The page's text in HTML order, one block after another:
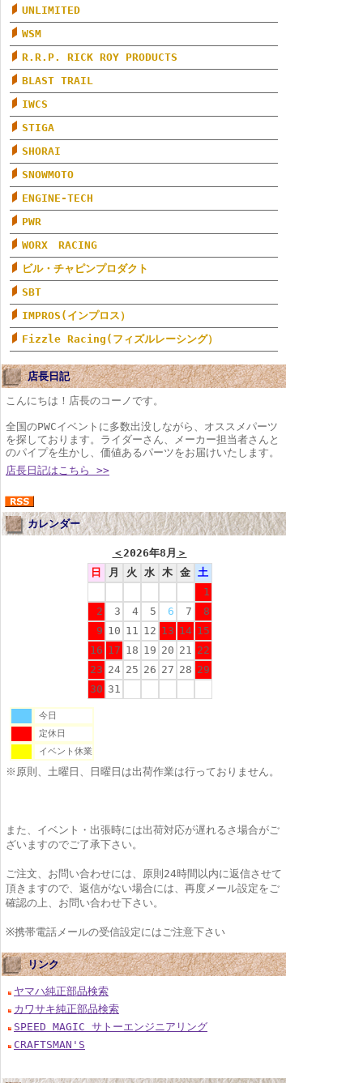
UNLIMITED
WSM
R.R.P. RICK ROY PRODUCTS
BLAST TRAIL
IWCS
STIGA
SHORAI
SNOWMOTO
ENGINE-TECH
PWR
WORX RACING
ビル・チャピンプロダクト
SBT
IMPROS(インプロス）
Fizzle Racing(フィズルレーシング）
店長日記
こんにちは！店長のコーノです。
全国のPWCイベントに多数出没しながら、オススメパーツ
を探しております。ライダーさん、メーカー担当者さんと
のパイプを生かし、価値あるパーツをお届けいたします。
店長日記はこちら >>
カレンダー
＜2026年8月 ＞
日
月 火 水 木 金 土
1
2
3 4 5 6 7
8
9 10 11 12 13 14 15
16 17 18 19 20 21 22
23 24 25 26 27 28 29
30 31
今日
定休日
イベント休業
※原則、土曜日、日曜日は出荷作業は行っておりません。
また、イベント・出張時には出荷対応が遅れるさ場合がご
ざいますのでご了承下さい。
ご注文、お問い合わせには、原則24時間以内に返信させて
頂きますので、返信がない場合には、再度メール設定をご
確認の上、お問い合わせ下さい。
※携帯電話メールの受信設定にはご注意下さい
リンク
ヤマハ純正部品検索
カワサキ純正部品検索
SPEED MAGIC サトーエンジニアリング
CRAFTSMAN'S